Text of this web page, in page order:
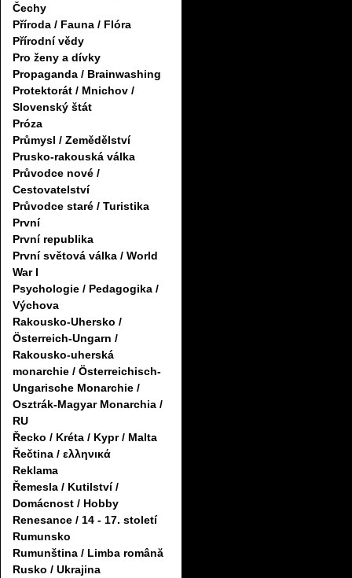
Čechy
Příroda / Fauna / Flóra
Přírodní vědy
Pro ženy a dívky
Propaganda / Brainwashing
Protektorát / Mnichov /
Slovenský štát
Próza
Průmysl / Zemědělství
Prusko-rakouská válka
Průvodce nové /
Cestovatelství
Průvodce staré / Turistika
První
První republika
První světová válka / World
War I
Psychologie / Pedagogika /
Výchova
Rakousko-Uhersko /
Österreich-Ungarn /
Rakousko-uherská
monarchie / Österreichisch-
Ungarische Monarchie /
Osztrák-Magyar Monarchia /
RU
Řecko / Kréta / Kypr / Malta
Řečtina / ελληνικά
Reklama
Řemesla / Kutilství /
Domácnost / Hobby
Renesance / 14 - 17. století
Rumunsko
Rumunština / Limba română
Rusko / Ukrajina